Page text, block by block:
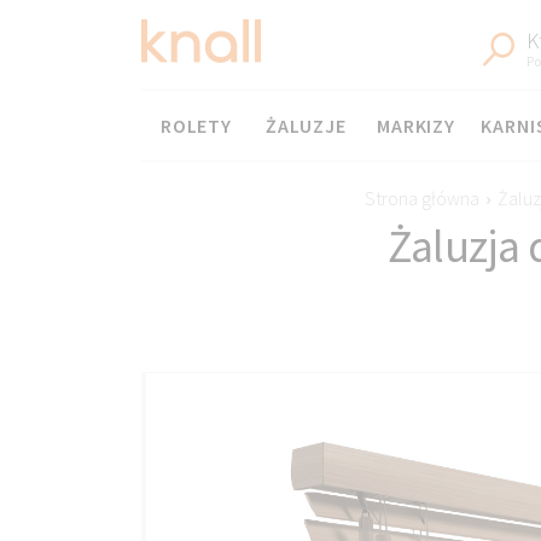
Menu
ROLETY ŻALUZJE MARKIZY
Strona główna ›
Żaluzja